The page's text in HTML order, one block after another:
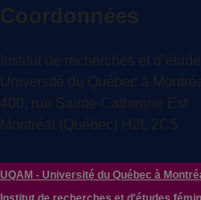
Coordonnées
Institut de recherches et
Université du Québec à
400, rue Sainte-Catherine Est
Montréal (Québec) H2L 2C5
UQAM - Université du Québec à